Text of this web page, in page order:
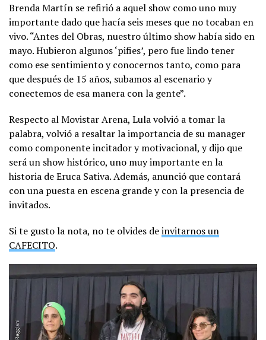
Brenda Martín se refirió a aquel show como uno muy
importante dado que hacía seis meses que no tocaban en
vivo. “Antes del Obras, nuestro último show había sido en
mayo. Hubieron algunos ‘pifies’, pero fue lindo tener
como ese sentimiento y conocernos tanto, como para
que después de 15 años, subamos al escenario y
conectemos de esa manera con la gente”.
Respecto al Movistar Arena, Lula volvió a tomar la
palabra, volvió a resaltar la importancia de su manager
como componente incitador y motivacional, y dijo que
será un show histórico, uno muy importante en la
historia de Eruca Sativa. Además, anunció que contará
con una puesta en escena grande y con la presencia de
invitados.
Si te gusto la nota, no te olvides deinvitarnos un
CAFECITO.